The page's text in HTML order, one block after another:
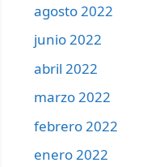
agosto 2022
junio 2022
abril 2022
marzo 2022
febrero 2022
enero 2022